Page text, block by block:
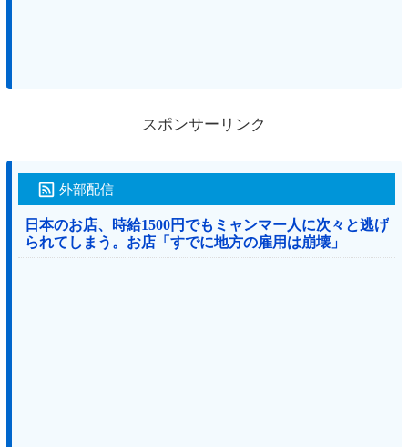
スポンサーリンク
外部配信
日本のお店、時給1500円でもミャンマー人に次々と逃げ
られてしまう。お店「すでに地方の雇用は崩壊」